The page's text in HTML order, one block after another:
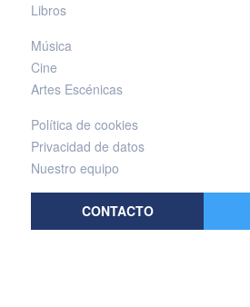
Libros
Música
Cine
Artes Escénicas
Política de cookies
Privacidad de datos
Nuestro equipo
CONTACTO